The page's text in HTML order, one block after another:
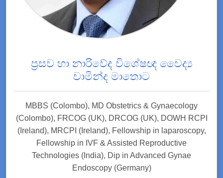
ප්‍රසව හා නාරිවේද විශේෂඥ වෛද්‍ය
චාමින්ද මාතොට
MBBS (Colombo), MD Obstetrics & Gynaecology
(Colombo), FRCOG (UK), DRCOG (UK), DOWH RCPI
(Ireland), MRCPI (Ireland), Fellowship in laparoscopy,
Fellowship in IVF & Assisted Reproductive
Technologies (India), Dip in Advanced Gynae
Endoscopy (Germany)